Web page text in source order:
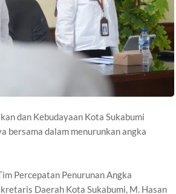
dan Kebudayaan Kota Sukabumi
bersama dalam menurunkan angka
Percepatan Penurunan Angka
Daerah Kota Sukabumi, M. Hasan